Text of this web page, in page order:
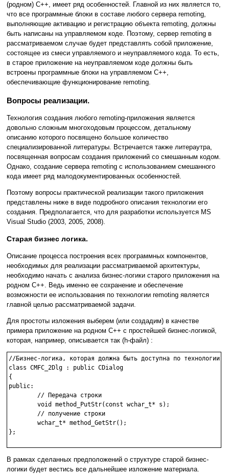
(родном) C++, имеет ряд особенностей. Главной из них является то,
что все программные блоки в составе любого сервера remoting,
выполняющие активацию и регистрацию объекта remoting, должны
быть написаны на управляемом коде. Поэтому, сервер remoting в
рассматриваемом случае будет представлять собой приложение,
состоящее из смеси управляемого и неуправляемого кода. То есть,
в старое приложение на неуправляемом коде должны быть
встроены программные блоки на управляемом C++,
обеспечивающие функционирование remoting.
Вопросы реализации.
Технология создания любого remoting-приложения является
довольно сложным многоходовым процессом, детальному
описанию которого посвящено большое количество
специализированной литературы. Встречается также литераутра,
посвященная вопросам создания приложений со смешанным кодом.
Однако, создание сервера remoting с использованием смешанного
кода имеет ряд малодокументированных особенностей.
Поэтому вопросы практической реализации такого приложения
представлены ниже в виде подробного описания технологии его
создания. Предполагается, что для разработки используется MS
Visual Studio (2003, 2005, 2008).
Старая бизнес логика.
Описание процесса построения всех программных компонентов,
необходимых для реализации рассматриваемой архитектуры,
необходимо начать с анализа бизнес-логики старого приложения на
родном С++. Ведь именно ее сохранение и обеспечение
возможности ее использования по технологии remoting является
главной целью рассматриваемой задачи.
Для простоты изложения выберем (или создадим) в качестве
примера приложение на родном C++ с простейшей бизнес-логикой,
которая, например, описывается так (h-файл) :
//Бизнес-логика, которая должна быть доступна по технологии
class CMFC_2Dlg : public CDialog
{
public:
// Передача строки
void method_PutStr(const wchar_t* s);
// получение строки
wchar_t* method_GetStr();
};
В рамках сделанных предположений о структуре старой бизнес-
логики будет вестись все дальнейшее изложение материала.